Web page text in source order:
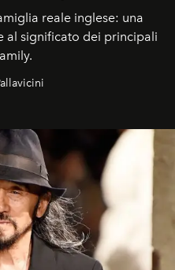
reale inglese: una
al significato dei principali